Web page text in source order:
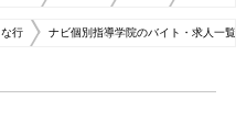
な行 ナビ個別指導学院のバイト・求人一覧